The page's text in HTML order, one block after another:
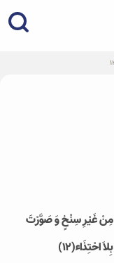
مِنْ غَيْرِ سِنْخٍ وَ صَوَّرْتَ